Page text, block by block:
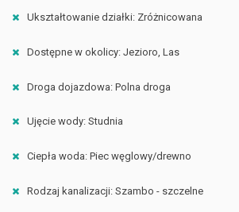
Ukształtowanie działki: Zróżnicowana
Dostępne w okolicy: Jezioro, Las
Droga dojazdowa: Polna droga
Ujęcie wody: Studnia
Ciepła woda: Piec węglowy/drewno
Rodzaj kanalizacji: Szambo - szczelne